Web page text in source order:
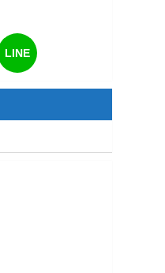
LINE